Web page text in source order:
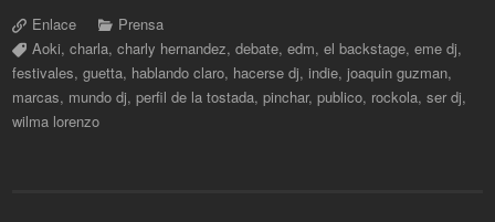
Enlace
Prensa
Aoki,charla,charly hernandez,debate,edm,el backstage,eme dj,
festivales,guetta, hablando claro, hacerse dj,indie,joaquin guzman,
marcas, mundo dj,perfil de la tostada,pinchar,publico, rockola,ser dj,
wilma lorenzo